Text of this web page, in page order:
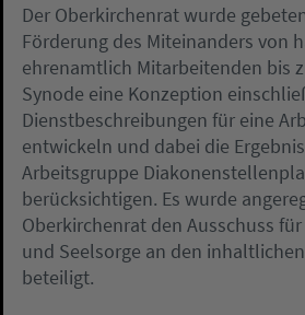
Der Oberkirchenrat wurde
Förderung des Miteinanders von
ehrenamtlich Mitarbeitenden bis
Synode eine Konzeption
Dienstbeschreibungen für eine
entwickeln und dabei die
Arbeitsgruppe
berücksichtigen. Es wurde
Oberkirchenrat den Ausschuss
und Seelsorge an den
beteiligt.